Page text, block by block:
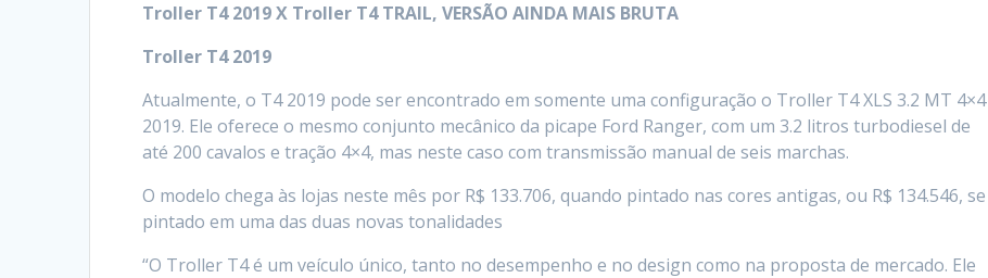
Troller T4 2019 X Troller T4 TRAIL, VERSÃO AINDA MAIS BRUTA
Troller T4 2019
Atualmente, o T4 2019 pode ser encontrado em somente uma configuração o Troller T4 XLS 3.2 MT 4×4
2019. Ele oferece o mesmo conjunto mecânico da picape Ford Ranger, com um 3.2 litros turbodiesel de
até 200 cavalos e tração 4×4, mas neste caso com transmissão manual de seis marchas.
O modelo chega às lojas neste mês por R$ 133.706, quando pintado nas cores antigas, ou R$ 134.546, se
pintado em uma das duas novas tonalidades
“O Troller T4 é um veículo único, tanto no desempenho e no design como na proposta de mercado. Ele